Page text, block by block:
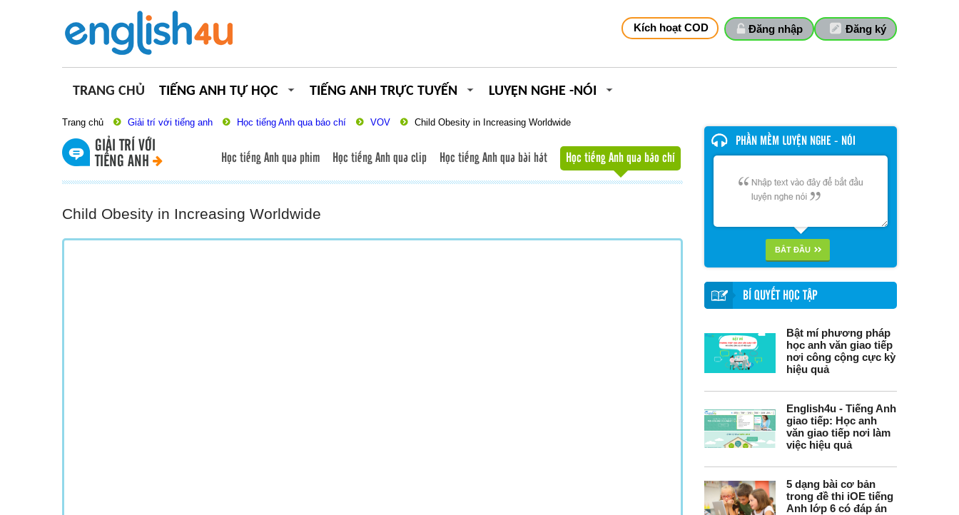
Đăng ký
Đăng nhập
Kích hoạt COD
TRANG CHỦ TIẾNG ANH TỰ HỌC TIẾNG ANH TRỰC TUYẾN LUYỆN NGHE -NÓI
Trang chủ Giải trí với tiếng anh Học tiếng Anh qua báo chí VOV Child Obesity in Increasing Worldwide
GIẢI TRÍ VỚI
TIẾNG ANH
Học tiếng Anh qua phim Học tiếng Anh qua clip Học tiếng Anh qua bài hát Học tiếng Anh qua báo chí
Child Obesity in Increasing Worldwide
PHẦN MỀM LUYỆN NGHE - NÓI
BẮT ĐẦU
BÍ QUYẾT HỌC TẬP
Bật mí phương pháp
học anh văn giao tiếp
nơi công cộng cực kỳ
hiệu quả
English4u - Tiếng Anh
giao tiếp: Học anh
văn giao tiếp nơi làm
việc hiệu quả
5 dạng bài cơ bản
trong đề thi iOE tiếng
Anh lớp 6 có đáp án